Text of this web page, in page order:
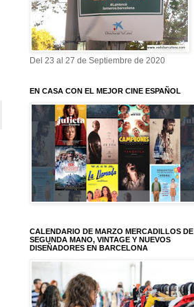
Del 23 al 27 de Septiembre de 2020
EN CASA CON EL MEJOR CINE ESPAÑOL
CALENDARIO DE MARZO MERCADILLOS DE
SEGUNDA MANO, VINTAGE Y NUEVOS
DISEÑADORES EN BARCELONA